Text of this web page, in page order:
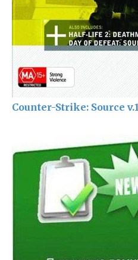
Counter-Strike: Source